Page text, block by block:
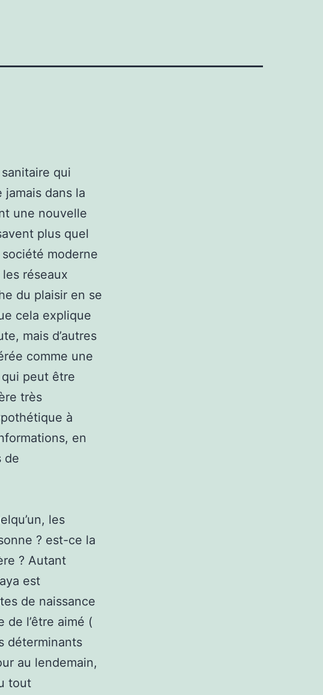
qui
dans la
une nouvelle
plus quel
moderne
réseaux
du plaisir en se
cela explique
mais d’autres
comme une
peut être
très
à
en
de
les
? est-ce la
? Autant
est
de naissance
l’être aimé (
déterminants
au lendemain,
tout